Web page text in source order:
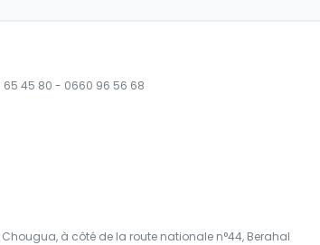
65 45 80 - 0660 96 56 68
Chougua, à côté de la route nationale n°44, Berahal